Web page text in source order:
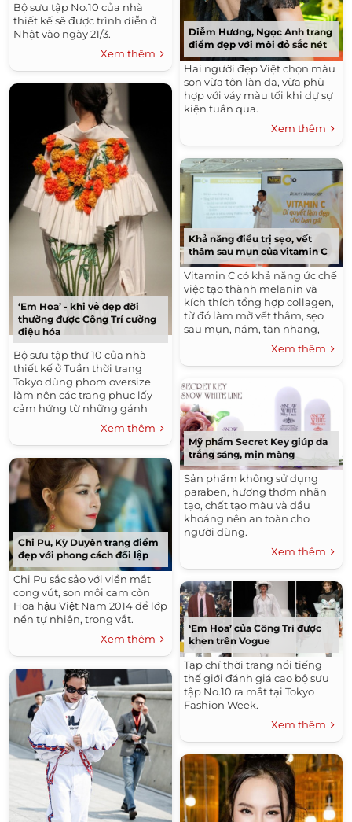
Bộ sưu tập No.10 của nhà
thiết kế sẽ được trình diễn ở
Nhật vào ngày 21/3.
Xem thêm
‘Em Hoa’ - khi vẻ đẹp đời
thường được Công Trí cường
điệu hóa
Bộ sưu tập thứ 10 của nhà
thiết kế ở Tuần thời trang
Tokyo dùng phom oversize
làm nên các trang phục lấy
cảm hứng từ những gánh
Xem thêm
Chi Pu, Kỳ Duyên trang điểm
đẹp với phong cách đối lập
Chi Pu sắc sảo với viền mắt
cong vút, son môi cam còn
Hoa hậu Việt Nam 2014 để lớp
nền tự nhiên, trong vắt.
Xem thêm
Diễm Hương, Ngọc Anh trang
điểm đẹp với môi đỏ sắc nét
Hai người đẹp Việt chọn màu
son vừa tôn làn da, vừa phù
hợp với váy màu tối khi dự sự
kiện tuần qua.
Xem thêm
Khả năng điều trị sẹo, vết
thâm sau mụn của vitamin C
Vitamin C có khả năng ức chế
việc tạo thành melanin và
kích thích tổng hợp collagen,
từ đó làm mờ vết thâm, sẹo
sau mụn, nám, tàn nhang,
giúp da trắng sáng.Xem thêm
Mỹ phẩm Secret Key giúp da
trắng sáng, mịn màng
Sản phẩm không sử dụng
paraben, hương thơm nhân
tạo, chất tạo màu và dầu
khoáng nên an toàn cho
người dùng.
Xem thêm
‘Em Hoa’ của Công Trí được
khen trên Vogue
Tạp chí thời trang nổi tiếng
thế giới đánh giá cao bộ sưu
tập No.10 ra mắt tại Tokyo
Fashion Week.
Xem thêm